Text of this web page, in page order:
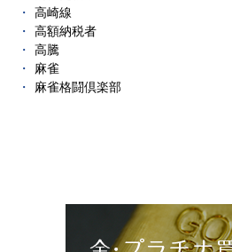
高崎線
高額納税者
高騰
麻雀
麻雀格闘倶楽部